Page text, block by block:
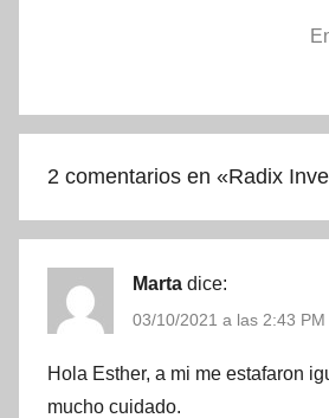
2 comentarios en «Radix
Marta dice:
03/10/2021 a las 2:43 PM
Hola Esther, a mi me estafaron
mucho cuidado.